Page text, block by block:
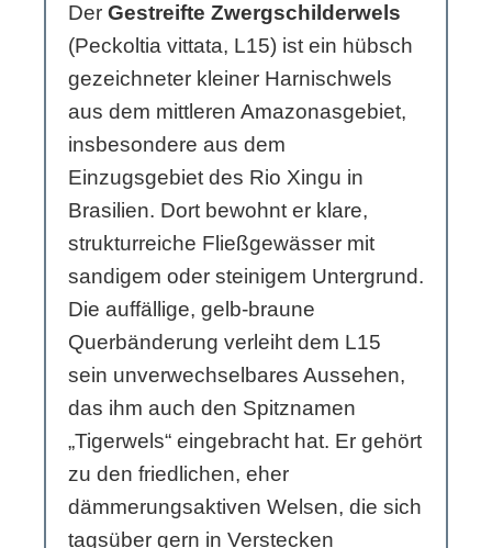
Der Gestreifte Zwergschilderwels
(Peckoltia vittata, L15) ist ein hübsch
gezeichneter kleiner Harnischwels
aus dem mittleren Amazonasgebiet,
insbesondere aus dem
Einzugsgebiet des Rio Xingu in
Brasilien. Dort bewohnt er klare,
strukturreiche Fließgewässer mit
sandigem oder steinigem Untergrund.
Die auffällige, gelb-braune
Querbänderung verleiht dem L15
sein unverwechselbares Aussehen,
das ihm auch den Spitznamen
„Tigerwels“ eingebracht hat. Er gehört
zu den friedlichen, eher
dämmerungsaktiven Welsen, die sich
tagsüber gern in Verstecken